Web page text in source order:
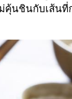
คุ้นชินกับเส้นที่